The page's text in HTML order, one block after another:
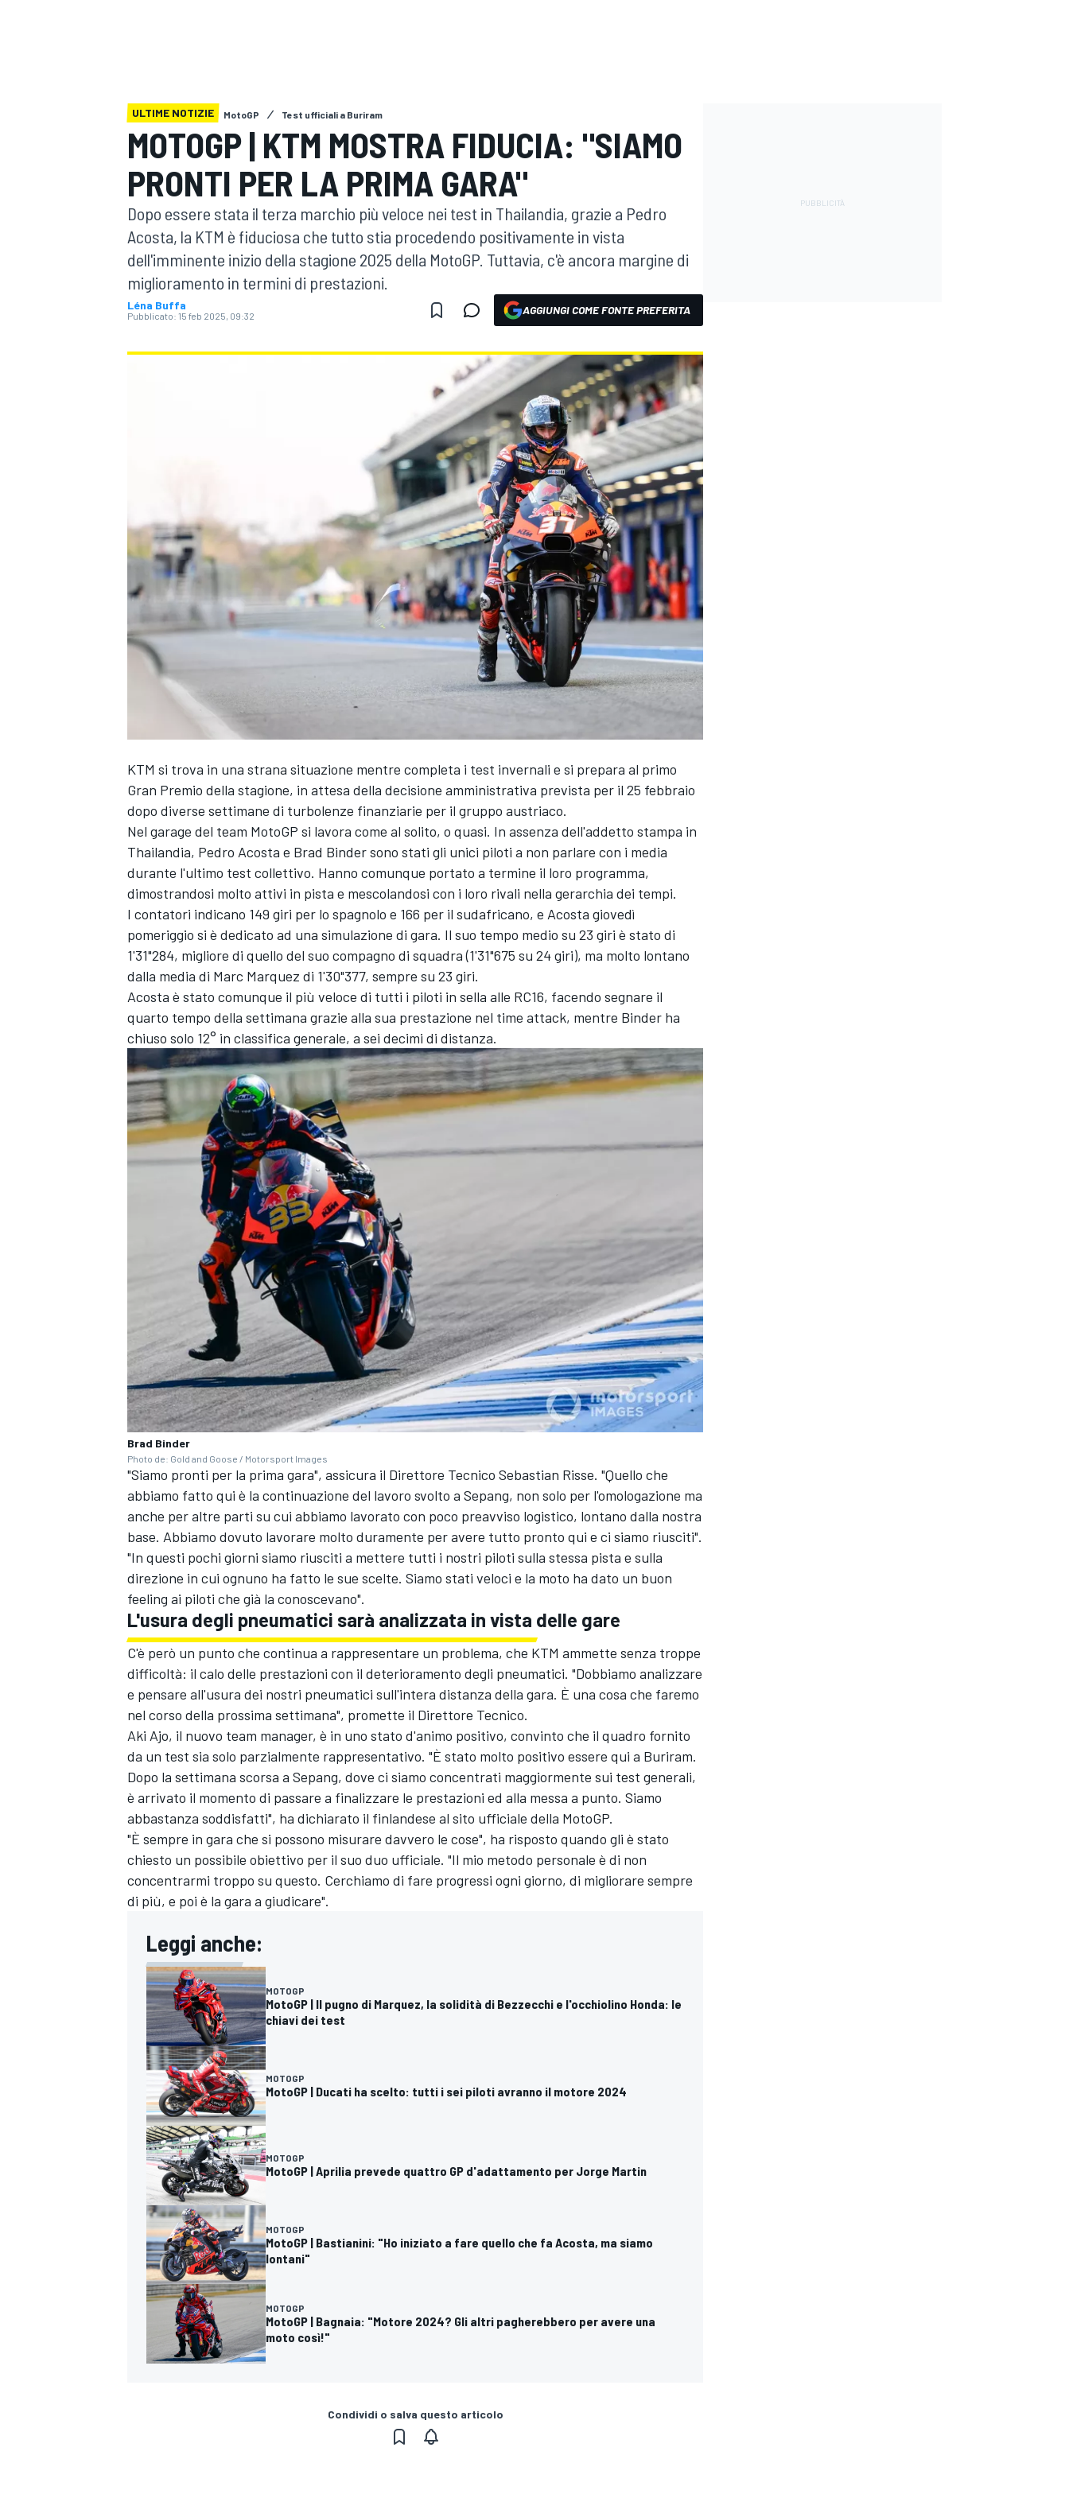
WRC
MONOPOSTO
ENDURANCE/GT
MONOMARCA
RALLY
ULTIME NOTIZIE MotoGP Test ufficiali a Buriram
MOTOGP | KTM MOSTRA FIDUCIA: "SIAMO
PRONTI PER LA PRIMA GARA"
Dopo essere stata il terza marchio più veloce nei test in Thailandia, grazie a Pedro
Acosta, la KTM è fiduciosa che tutto stia procedendo positivamente in vista
dell'imminente inizio della stagione 2025 della MotoGP. Tuttavia, c'è ancora margine di
miglioramento in termini di prestazioni.
Léna Buffa
Pubblicato: 15 feb 2025, 09:32 AGGIUNGI COME FONTE PREFERITA
KTM si trova in una strana situazione mentre completa i test invernali e si prepara al primo
Gran Premio della stagione, in attesa della decisione amministrativa prevista per il 25 febbraio
dopo diverse settimane di turbolenze finanziarie per il gruppo austriaco.
Nel garage del team MotoGP si lavora come al solito, o quasi. In assenza dell'addetto stampa in
Thailandia, Pedro Acosta e Brad Bindersono stati gli unici piloti a non parlare con i media
durante l'ultimo test collettivo. Hanno comunque portato a termine il loro programma,
dimostrandosi molto attivi in pista e mescolandosi con i loro rivali nella gerarchia dei tempi.
I contatori indicano 149 giri per lo spagnolo e 166 per il sudafricano, e Acosta giovedì
pomeriggio si è dedicato ad una simulazione di gara. Il suo tempo medio su 23 giri è stato di
1'31"284, migliore di quello del suo compagno di squadra (1'31"675 su 24 giri), ma molto lontano
dalla media di Marc Marquez di 1'30"377, sempre su 23 giri.
Acosta è stato comunque il più veloce di tutti i piloti in sella alle RC16, facendo segnare il
quarto tempo della settimana grazie alla sua prestazione nel time attack, mentre Binder ha
chiuso solo 12° in classifica generale, a sei decimi di distanza.
Brad Binder
Photo de: Gold and Goose / Motorsport Images
"Siamo pronti per la prima gara", assicura il Direttore Tecnico Sebastian Risse. "Quello che
abbiamo fatto qui è la continuazione del lavoro svolto a Sepang, non solo per l'omologazione ma
anche per altre parti su cui abbiamo lavorato con poco preavviso logistico, lontano dalla nostra
base. Abbiamo dovuto lavorare molto duramente per avere tutto pronto qui e ci siamo riusciti".
"In questi pochi giorni siamo riusciti a mettere tutti i nostri piloti sulla stessa pista e sulla
direzione in cui ognuno ha fatto le sue scelte. Siamo stati veloci e la moto ha dato un buon
feeling ai piloti che già la conoscevano".
L'usura degli pneumatici sarà analizzata in vista delle gare
C'è però un punto che continua a rappresentare un problema, che KTM ammette senza troppe
difficoltà: il calo delle prestazioni con il deterioramento degli pneumatici. "Dobbiamo analizzare
e pensare all'usura dei nostri pneumatici sull'intera distanza della gara. È una cosa che faremo
nel corso della prossima settimana", promette il Direttore Tecnico.
Aki Ajo, il nuovo team manager, è in uno stato d'animo positivo, convinto che il quadro fornito
da un test sia solo parzialmente rappresentativo. "È stato molto positivo essere qui a Buriram.
Dopo la settimana scorsa a Sepang, dove ci siamo concentrati maggiormente sui test generali,
è arrivato il momento di passare a finalizzare le prestazioni ed alla messa a punto. Siamo
abbastanza soddisfatti", ha dichiarato il finlandese al sito ufficiale della MotoGP.
"È sempre in gara che si possono misurare davvero le cose", ha risposto quando gli è stato
chiesto un possibile obiettivo per il suo duo ufficiale. "Il mio metodo personale è di non
concentrarmi troppo su questo. Cerchiamo di fare progressi ogni giorno, di migliorare sempre
di più, e poi è la gara a giudicare".
Leggi anche:
MOTOGP
MotoGP | Il pugno di Marquez, la solidità di Bezzecchi e l'occhiolino Honda: le
chiavi dei test
MOTOGP
MotoGP | Ducati ha scelto: tutti i sei piloti avranno il motore 2024
MOTOGP
MotoGP | Aprilia prevede quattro GP d'adattamento per Jorge Martin
MOTOGP
MotoGP | Bastianini: "Ho iniziato a fare quello che fa Acosta, ma siamo
lontani"
MOTOGP
MotoGP | Bagnaia: "Motore 2024? Gli altri pagherebbero per avere una
moto così!"
Condividi o salva questo articolo